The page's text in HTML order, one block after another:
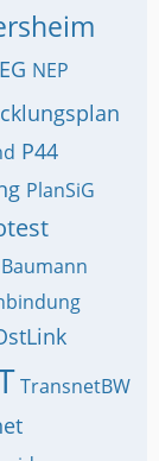
NEP
P44
PlanSiG
TransnetBW